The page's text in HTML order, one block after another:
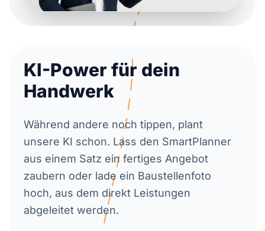
KI-Power für dein
Handwerk
Während andere noch tippen, plant
unsere KI schon. Lass den SmartPlanner
aus einem Satz ein fertiges Angebot
zaubern oder lade ein Baustellenfoto
hoch, aus dem direkt Leistungen
abgeleitet werden.